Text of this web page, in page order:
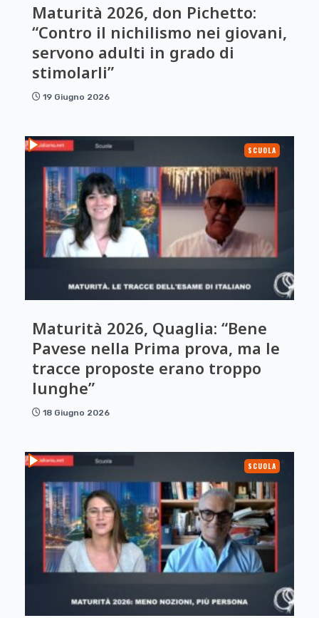
Maturità 2026, don Pichetto:
“Contro il nichilismo nei giovani,
servono adulti in grado di
stimolarli”
19 Giugno 2026
SCUOLA
Maturità 2026, Quaglia: “Bene
Pavese nella Prima prova, ma le
tracce proposte erano troppo
lunghe”
18 Giugno 2026
SCUOLA